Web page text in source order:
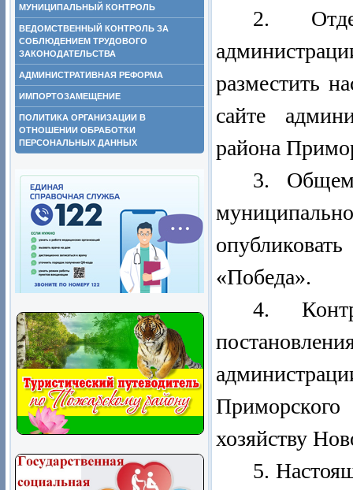
МУНИЦИПАЛЬНЫЙ КОНТРОЛЬ
ВЕДОМСТВЕННЫЙ КОНТРОЛЬ ЗА
СОБЛЮДЕНИЕМ ТРУДОВОГО
ЗАКОНОДАТЕЛЬСТВА
АДМИНИСТРАТИВНАЯ РЕФОРМА
ИМПОРТОЗАМЕЩЕНИЕ
ПОЛИТИКА ОРГАНИЗАЦИИ В
ОТНОШЕНИИ ОБРАБОТКИ
ПЕРСОНАЛЬНЫХ ДАННЫХ
2.
разместить
сайте
района
3.
«Победа».
4.
хозяйству
5.